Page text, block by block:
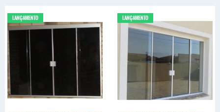
LANÇAMENTO LANÇAMENTO